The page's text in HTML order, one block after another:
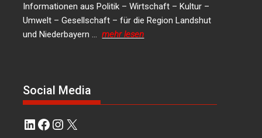
Informationen aus Politik – Wirtschaft – Kultur –
Umwelt – Gesellschaft – für die Region Landshut
und Niederbayern …mehr lesen
Social Media
LinkedIn
Facebook
Instagram
X